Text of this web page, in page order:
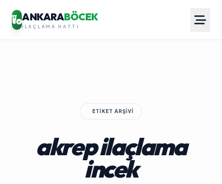
ANKARABÖCEK
İLAÇLAMA HATTI
ETIKET ARŞIVI
akrep ilaçlama
incek